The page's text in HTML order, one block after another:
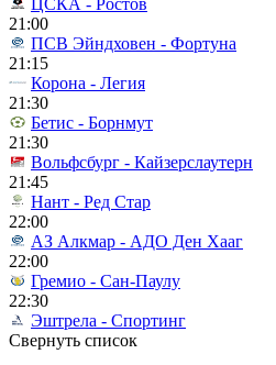
ЦСКА - Ростов
21:00
ПСВ Эйндховен - Фортуна
21:15
Корона - Легия
21:30
Бетис - Борнмут
21:30
Вольфсбург - Кайзерслаутерн
21:45
Нант - Ред Стар
22:00
АЗ Алкмар - АДО Ден Хааг
22:00
Гремио - Сан-Паулу
22:30
Эштрела - Спортинг
Свернуть список